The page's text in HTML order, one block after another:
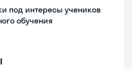
под интересы учеников
обучения